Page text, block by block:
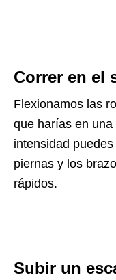
Correr en el
Flexionamos las
que harías en una
intensidad
piernas y los
rápidos.
Subir un